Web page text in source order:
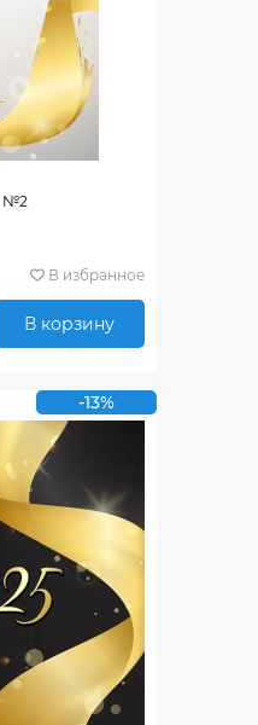
№2
В избранное
В корзину
-13%